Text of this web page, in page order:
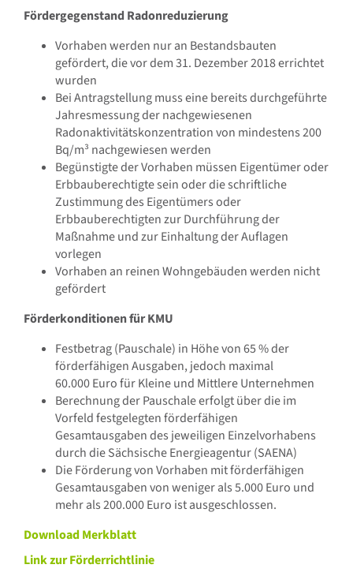
Fördergegenstand Radonreduzierung
Vorhaben werden nur an Bestandsbauten
gefördert, die vor dem 31. Dezember 2018 errichtet
wurden
Bei Antragstellung muss eine bereits durchgeführte
Jahresmessung der nachgewiesenen
Radonaktivitätskonzentration von mindestens 200
Bq/m³ nachgewiesen werden
Begünstigte der Vorhaben müssen Eigentümer oder
Erbbauberechtigte sein oder die schriftliche
Zustimmung des Eigentümers oder
Erbbauberechtigten zur Durchführung der
Maßnahme und zur Einhaltung der Auflagen
vorlegen
Vorhaben an reinen Wohngebäuden werden nicht
gefördert
Förderkonditionen für KMU
Festbetrag (Pauschale) in Höhe von 65 % der
förderfähigen Ausgaben, jedoch maximal
60.000 Euro für Kleine und Mittlere Unternehmen
Berechnung der Pauschale erfolgt über die im
Vorfeld festgelegten förderfähigen
Gesamtausgaben des jeweiligen Einzelvorhabens
durch die Sächsische Energieagentur (SAENA)
Die Förderung von Vorhaben mit förderfähigen
Gesamtausgaben von weniger als 5.000 Euro und
mehr als 200.000 Euro ist ausgeschlossen.
Download Merkblatt
Link zur Förderrichtlinie